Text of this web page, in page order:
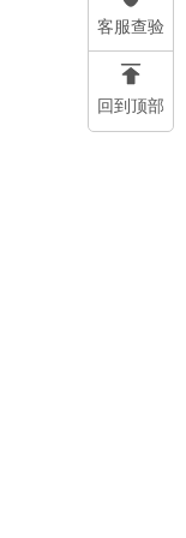
客服查验
回到顶部